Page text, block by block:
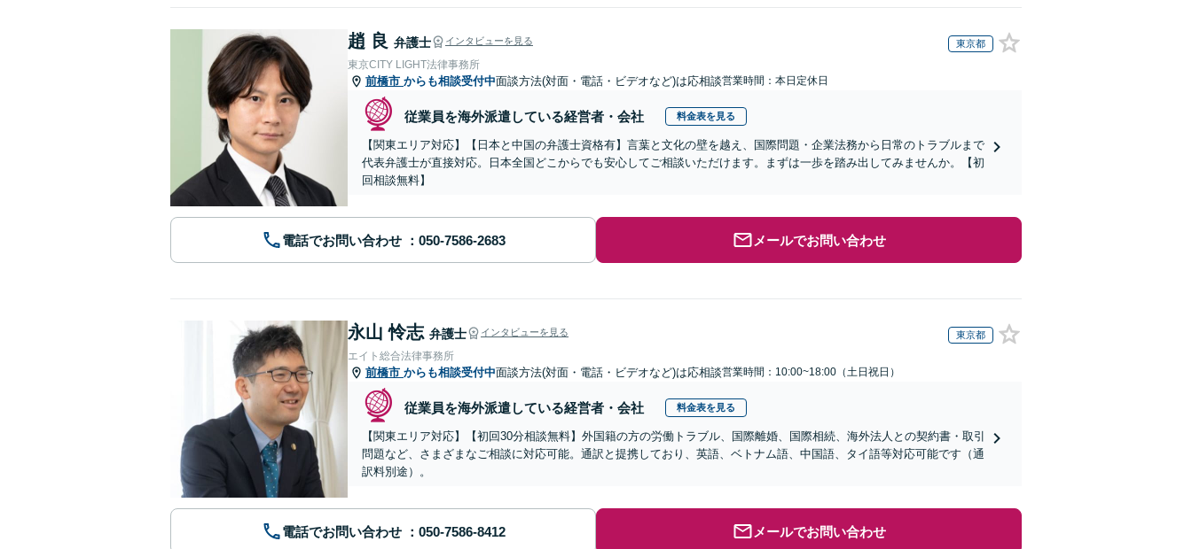
趙 良 弁護士 インタビューを見る 東京都
東京CITY LIGHT法律事務所
前橋市 からも相談受付中面談方法(対面・電話・ビデオなど)は応相談営業時間：本日定休日
従業員を海外派遣している経営者・会社 料金表を見る
【関東エリア対応】【日本と中国の弁護士資格有】言葉と文化の壁を越え、国際問題・企業法務から日常のトラブルまで
代表弁護士が直接対応。日本全国どこからでも安心してご相談いただけます。まずは一歩を踏み出してみませんか。【初
回相談無料】
電話でお問い合わせ メールでお問い合わせ
永山 怜志 弁護士 インタビューを見る 東京都
エイト総合法律事務所
前橋市 からも相談受付中面談方法(対面・電話・ビデオなど)は応相談営業時間：10:00~18:00（土日祝日）
従業員を海外派遣している経営者・会社 料金表を見る
【関東エリア対応】【初回30分相談無料】外国籍の方の労働トラブル、国際離婚、国際相続、海外法人との契約書・取引
問題など、さまざまなご相談に対応可能。通訳と提携しており、英語、ベトナム語、中国語、タイ語等対応可能です（通
訳料別途）。
電話でお問い合わせ メールでお問い合わせ